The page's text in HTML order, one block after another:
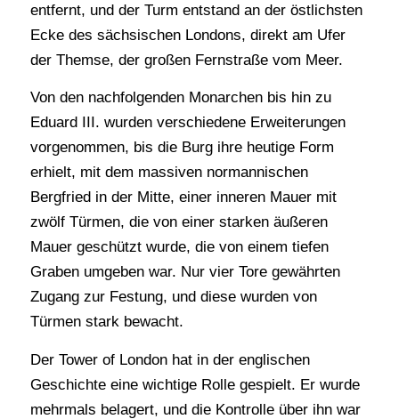
entfernt, und der Turm entstand an der östlichsten
Ecke des sächsischen Londons, direkt am Ufer
der Themse, der großen Fernstraße vom Meer.
Von den nachfolgenden Monarchen bis hin zu
Eduard III. wurden verschiedene Erweiterungen
vorgenommen, bis die Burg ihre heutige Form
erhielt, mit dem massiven normannischen
Bergfried in der Mitte, einer inneren Mauer mit
zwölf Türmen, die von einer starken äußeren
Mauer geschützt wurde, die von einem tiefen
Graben umgeben war. Nur vier Tore gewährten
Zugang zur Festung, und diese wurden von
Türmen stark bewacht.
Der Tower of London hat in der englischen
Geschichte eine wichtige Rolle gespielt. Er wurde
mehrmals belagert, und die Kontrolle über ihn war